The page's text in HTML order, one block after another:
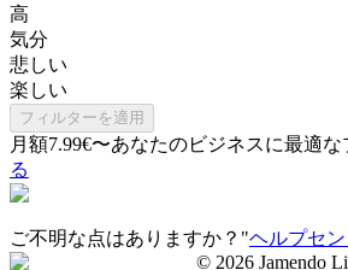
高
気分
悲しい
楽しい
フィルターを適用
月額7.99€〜あなたのビジネスに最適な
る
ご不明な点はありますか？"ヘルプセ
© 2026 Jamendo